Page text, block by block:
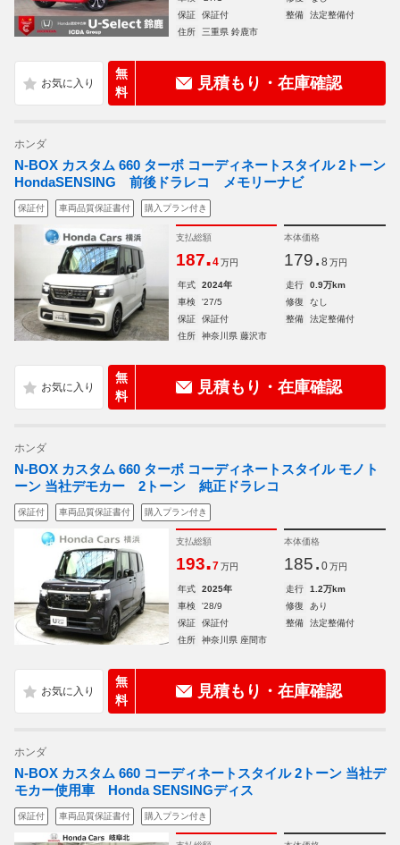
保証
保証付 整備
法定整備付
住所
三重県 鈴鹿市
無
料
見積もり・在庫確認
ホンダ
N-BOX カスタム 660 ターボ コーディネートスタイル 2トーン
HondaSENSING 前後ドラレコ メモリーナビ
保証付 車両品質保証書付 購入プラン付き
支払総額
187.4 万円
本体価格
179. 8 万円
年式 2024年 走行
0.9万km
車検
'27/5 修復
なし
保証
保証付 整備
法定整備付
住所
神奈川県 藤沢市
無
料
見積もり・在庫確認
ホンダ
N-BOX カスタム 660 ターボ コーディネートスタイル モノト
ーン 当社デモカー 2トーン 純正ドラレコ
保証付 車両品質保証書付 購入プラン付き
支払総額
193.7 万円
本体価格
185. 0 万円
年式 2025年 走行
1.2万km
車検
'28/9 修復
あり
保証
保証付 整備
法定整備付
住所
神奈川県 座間市
無
料
見積もり・在庫確認
ホンダ
N-BOX カスタム 660 コーディネートスタイル 2トーン 当社デ
モカー使用車 Honda SENSINGディス
保証付 車両品質保証書付 購入プラン付き